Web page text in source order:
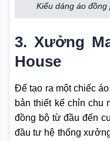
Kiểu dáng áo
3. Xưởng
House
Để tạo ra một chiếc
bản thiết kế chỉn chu
đồng bộ từ đầu đến
đầu tư hệ thống